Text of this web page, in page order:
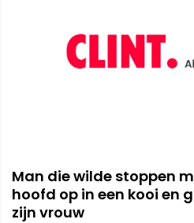
Man die wilde stoppen
hoofd op in een kooi en
zijn vrouw